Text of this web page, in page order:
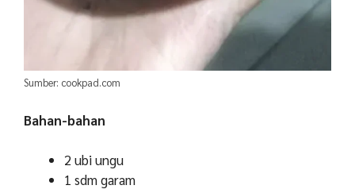
Sumber: cookpad.com
Bahan-bahan
2 ubi ungu
1 sdm garam